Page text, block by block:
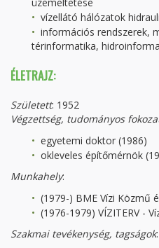
vízellátó hálózatok
információs rendszerek,
térinformatika,
ÉLETRAJZ:
Született: 1952
Végzettség, tudományos
egyetemi doktor (1986)
okleveles építőmérnök
Munkahely:
(1979-) BME Vízi Közmű
(1976-1979) VÍZITERV -
Szakmai tevékenység, tagságok: